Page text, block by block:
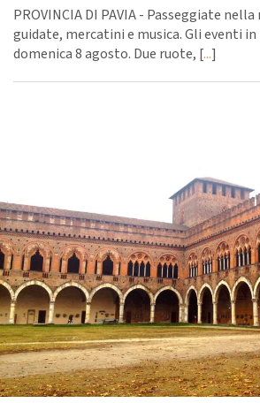
PROVINCIA DI PAVIA - Passeggiate
guidate, mercatini e musica. Gli eventi in
domenica 8 agosto. Due ruote, [...]